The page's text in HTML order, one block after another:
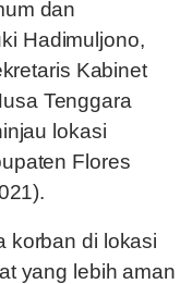
dan
Hadimuljono,
Kabinet
Tenggara
lokasi
Flores
korban di lokasi
yang lebih aman